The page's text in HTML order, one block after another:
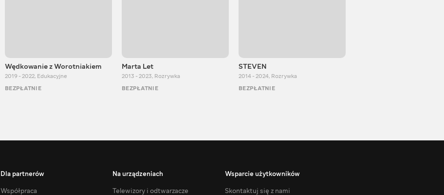
Wędkowanie z Worotniakiem
2019 - 2022, Edukacyjne
BEZPŁATNIE
Marta Let
2013 - 2023, Rozrywka
BEZPŁATNIE
STEVEN
2014 - 2024, Rozrywka
BEZPŁATNIE
Dla partnerów
Współpraca
Na urządzeniach
Telewizory i odtwarzacze
Wsparcie użytkowników
Skontaktuj się z nami